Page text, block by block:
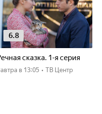
6.8
сказка. 1-я серия
Завтра в 13:05 • ТВ Центр